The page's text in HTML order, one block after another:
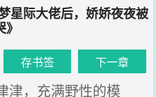
星际大佬后，娇娇夜夜被
存书签 下一章
，充满野性的模